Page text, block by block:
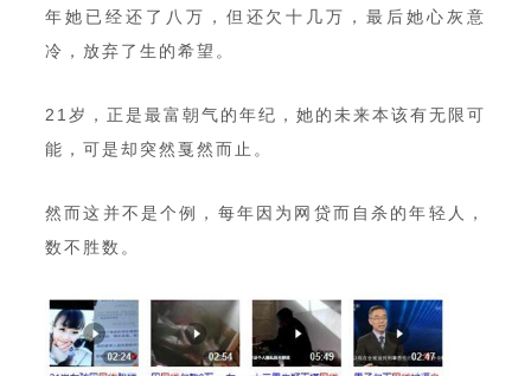
年她已经还了八万，但还欠十几万，最后她心灰意
冷，放弃了生的希望。
21岁，正是最富朝气的年纪，她的未来本该有无限可
能，可是却突然戛然而止。
然而这并不是个例，每年因为网贷而自杀的年轻人，
数不胜数。